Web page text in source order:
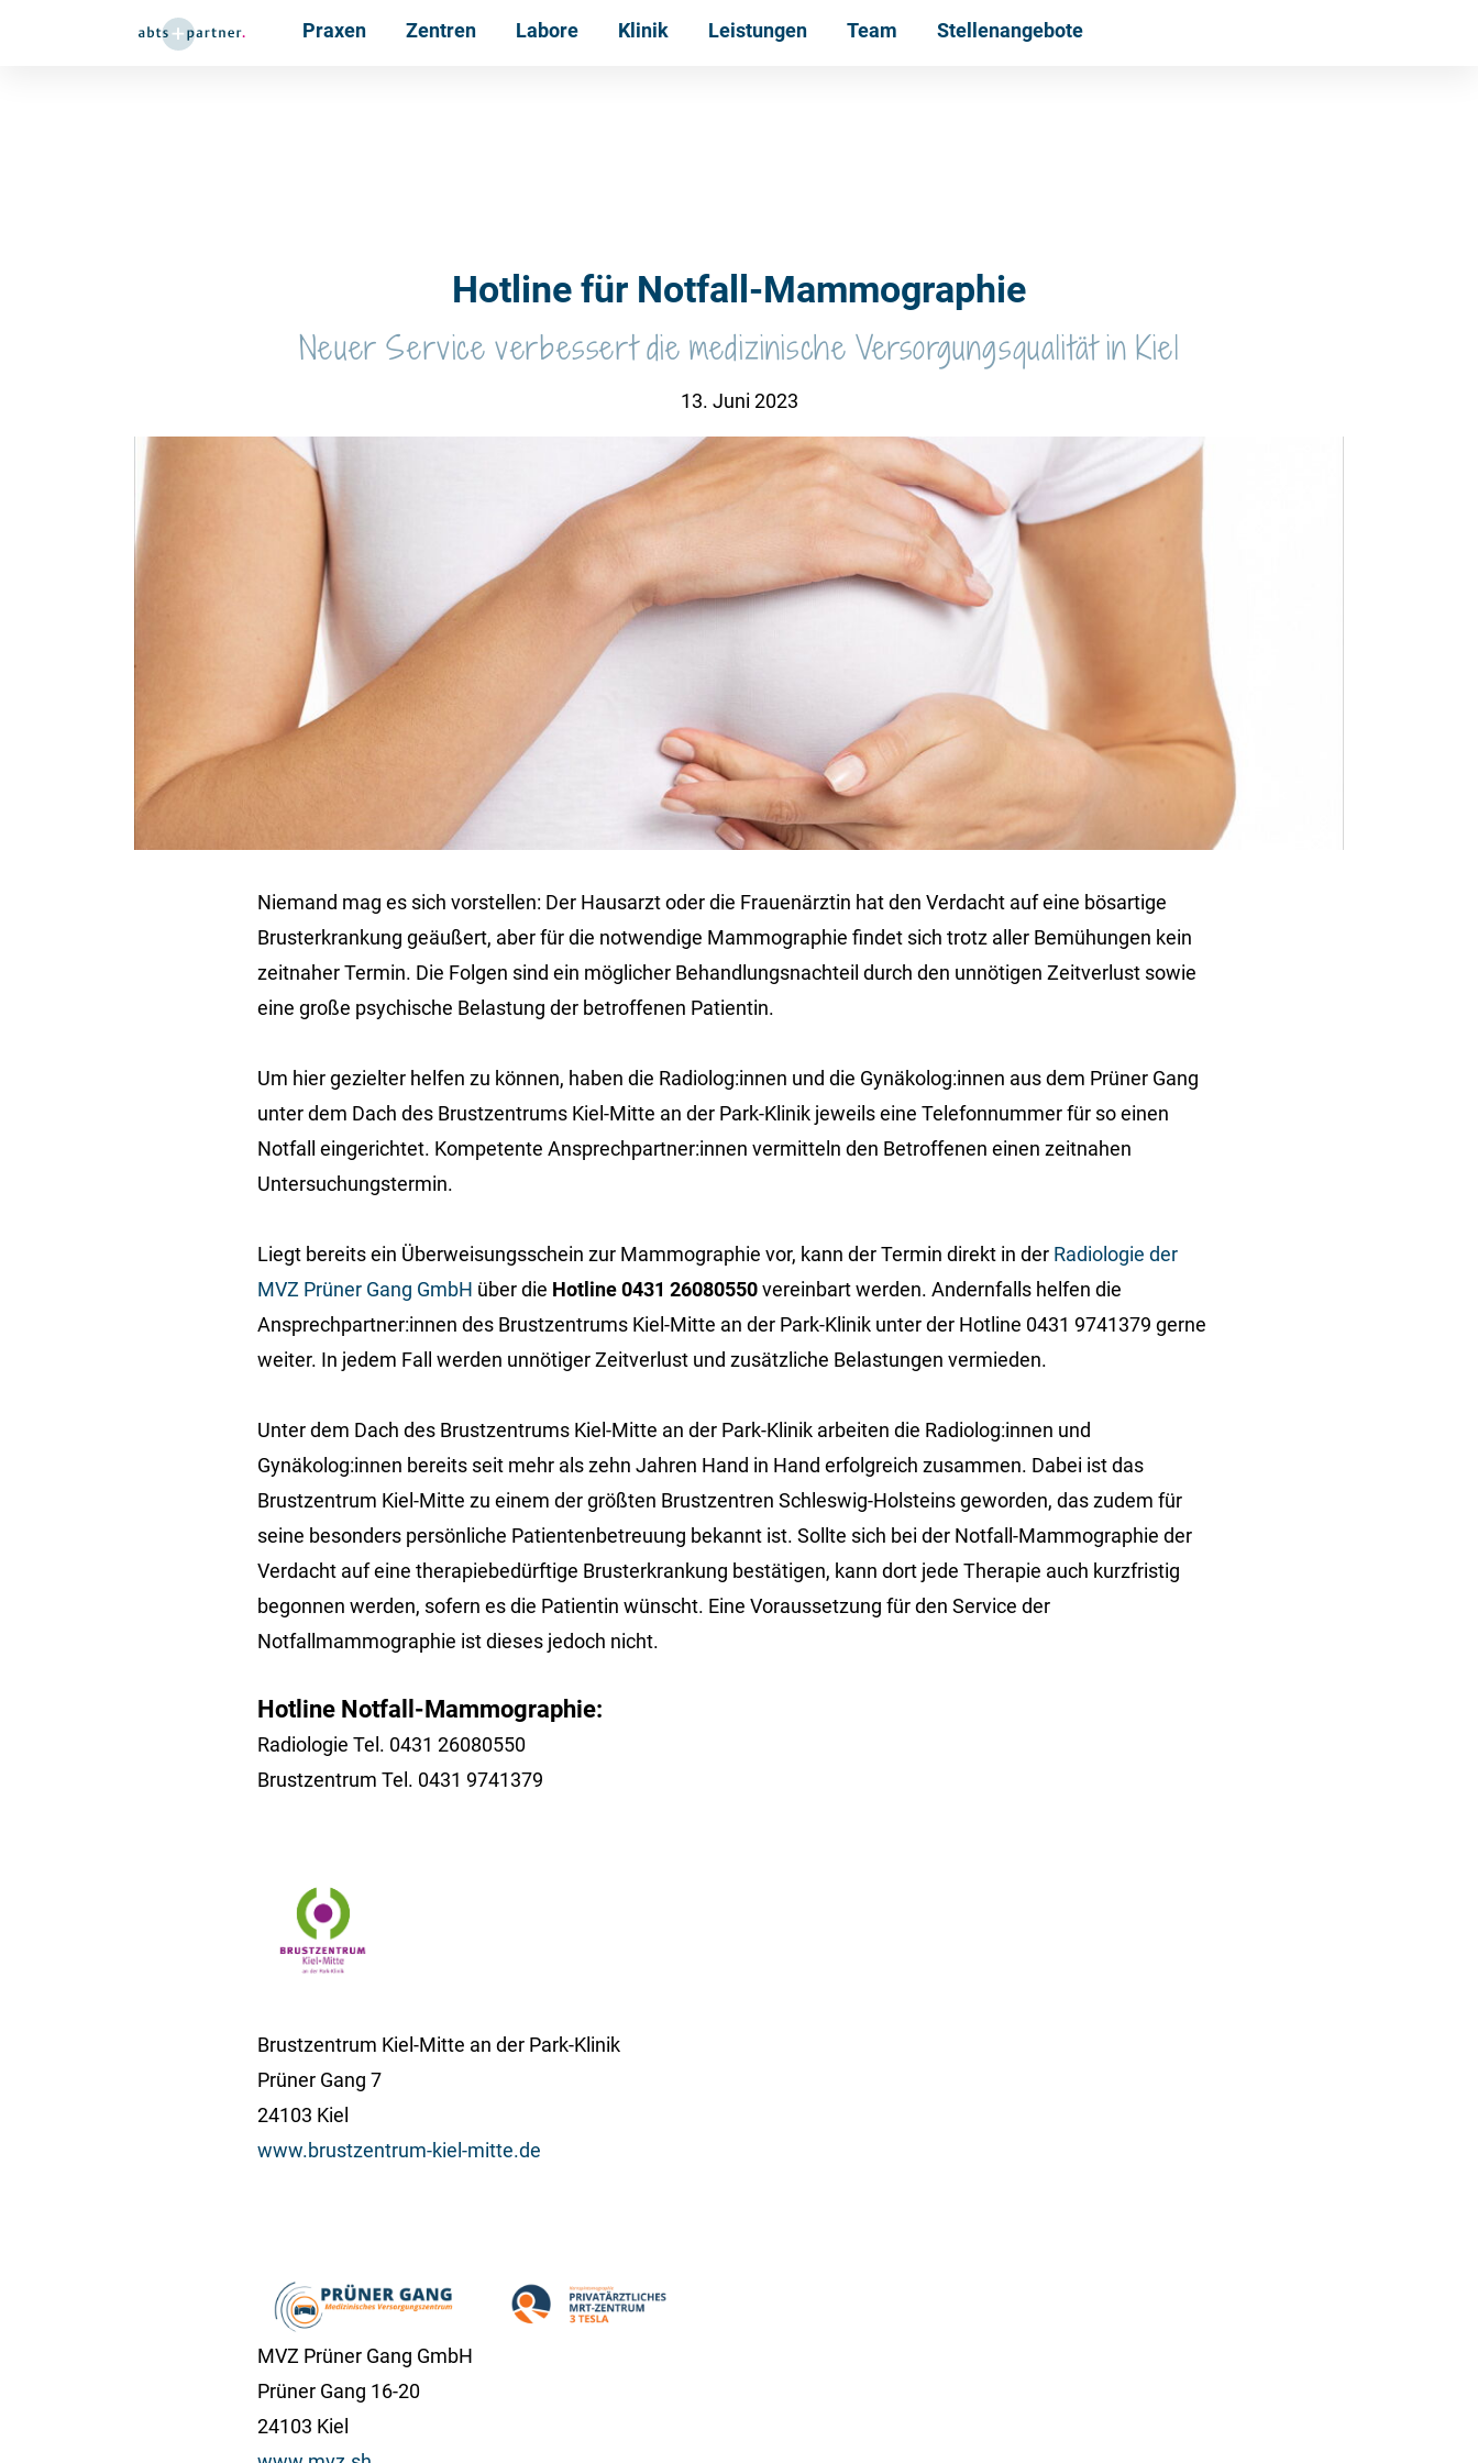
Praxen Zentren Labore Klinik Leistungen Team Stellenangebote
Hotline für Notfall-Mammographie
Neuer Service verbessert die medizinische Versorgungsqualität in Kiel
13. Juni 2023
Niemand mag es sich vorstellen: Der Hausarzt oder die Frauenärztin hat den Verdacht auf eine bösartige
Brusterkrankung geäußert, aber für die notwendige Mammographie findet sich trotz aller Bemühungen kein
zeitnaher Termin. Die Folgen sind ein möglicher Behandlungsnachteil durch den unnötigen Zeitverlust sowie
eine große psychische Belastung der betroffenen Patientin.
Um hier gezielter helfen zu können, haben die Radiolog:innen und die Gynäkolog:innen aus dem Prüner Gang
unter dem Dach des Brustzentrums Kiel-Mitte an der Park-Klinik jeweils eine Telefonnummer für so einen
Notfall eingerichtet. Kompetente Ansprechpartner:innen vermitteln den Betroffenen einen zeitnahen
Untersuchungstermin.
Liegt bereits ein Überweisungsschein zur Mammographie vor, kann der Termin direkt in der Radiologie der
MVZ Prüner Gang GmbH über die Hotline 0431 26080550vereinbart werden. Andernfalls helfen die
Ansprechpartner:innen des Brustzentrums Kiel-Mitte an der Park-Klinik unter der Hotline 0431 9741379 gerne
weiter. In jedem Fall werden unnötiger Zeitverlust und zusätzliche Belastungen vermieden.
Unter dem Dach des Brustzentrums Kiel-Mitte an der Park-Klinik arbeiten die Radiolog:innen und
Gynäkolog:innen bereits seit mehr als zehn Jahren Hand in Hand erfolgreich zusammen. Dabei ist das
Brustzentrum Kiel-Mitte zu einem der größten Brustzentren Schleswig-Holsteins geworden, das zudem für
seine besonders persönliche Patientenbetreuung bekannt ist. Sollte sich bei der Notfall-Mammographie der
Verdacht auf eine therapiebedürftige Brusterkrankung bestätigen, kann dort jede Therapie auch kurzfristig
begonnen werden, sofern es die Patientin wünscht. Eine Voraussetzung für den Service der
Notfallmammographie ist dieses jedoch nicht.
Hotline Notfall-Mammographie:
Radiologie Tel. 0431 26080550
Brustzentrum Tel. 0431 9741379
Brustzentrum Kiel-Mitte an der Park-Klinik
Prüner Gang 7
24103 Kiel
www.brustzentrum-kiel-mitte.de
MVZ Prüner Gang GmbH
Prüner Gang 16-20
24103 Kiel